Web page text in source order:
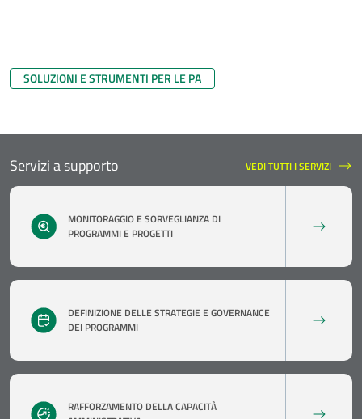
SOLUZIONI E STRUMENTI PER LE PA
Servizi a supporto VEDI TUTTI I SERVIZI
SERVIZI A SUPPORTO
MONITORAGGIO E SORVEGLIANZA DI
PROGRAMMI E PROGETTI
DEFINIZIONE DELLE STRATEGIE E GOVERNANCE
DEI PROGRAMMI
RAFFORZAMENTO DELLA CAPACITÀ